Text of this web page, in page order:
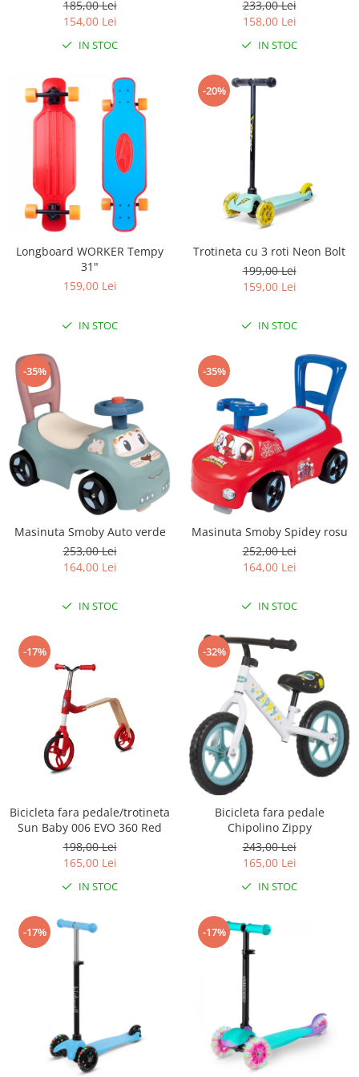
Lampi de veghe
185,00 Lei
154,00 Lei
IN STOC
233,00 Lei
158,00 Lei
IN STOC
Longboard WORKER Tempy
31"
159,00 Lei
IN STOC
-20%
Trotineta cu 3 roti Neon Bolt
199,00 Lei
159,00 Lei
IN STOC
-35%
Masinuta Smoby Auto verde
253,00 Lei
164,00 Lei
IN STOC
-35%
Masinuta Smoby Spidey rosu
252,00 Lei
164,00 Lei
IN STOC
-17%
Bicicleta fara pedale/trotineta
Sun Baby 006 EVO 360 Red
198,00 Lei
165,00 Lei
IN STOC
-32%
Bicicleta fara pedale
Chipolino Zippy
243,00 Lei
165,00 Lei
IN STOC
-17% -17%